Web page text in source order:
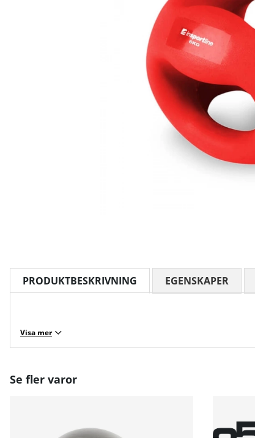
PRODUKTBESKRIVNING
Visa mer
EGENSKAPER
Se fler varor